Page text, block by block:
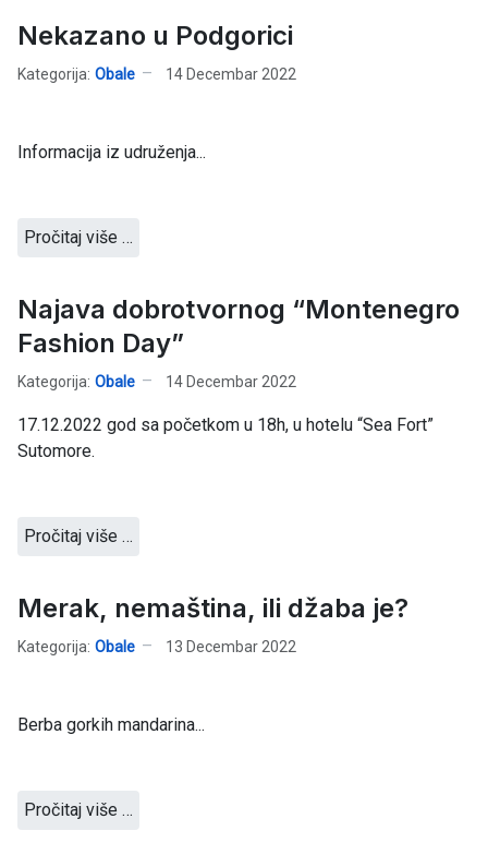
Nekazano u Podgorici
Kategorija: Obale 14 Decembar 2022
Informacija iz udruženja...
Pročitaj više …
Najava dobrotvornog “Montenegro
Fashion Day”
Kategorija: Obale 14 Decembar 2022
17.12.2022 god sa početkom u 18h, u hotelu “Sea Fort”
Sutomore.
Pročitaj više …
Merak, nemaština, ili džaba je?
Kategorija: Obale 13 Decembar 2022
Berba gorkih mandarina...
Pročitaj više …